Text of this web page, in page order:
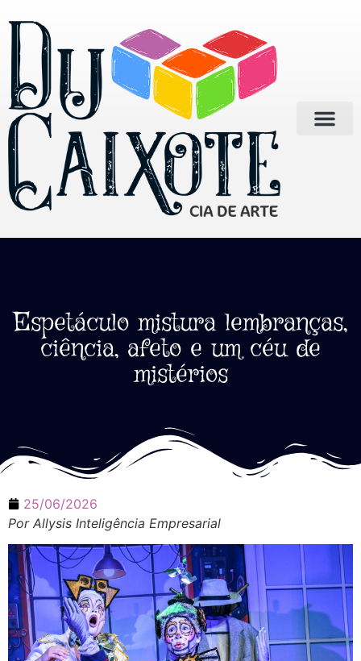
Espetáculo mistura lembranças,
ciência, afeto e um céu de
mistérios
25/06/2026
Por Allysis Inteligência Empresarial